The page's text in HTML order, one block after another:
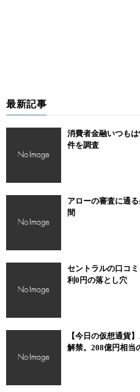
最新記事
消費者金融いつも
件を調査
アローの審査に通
間
セントラルの口コ
利0円の落とし穴
【今日の仮想通貨
解禁。208億円相当